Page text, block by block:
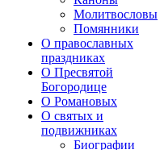
Молитвословы
Помянники
О православных
праздниках
О Пресвятой
Богородице
О Романовых
О святых и
подвижниках
Биографии